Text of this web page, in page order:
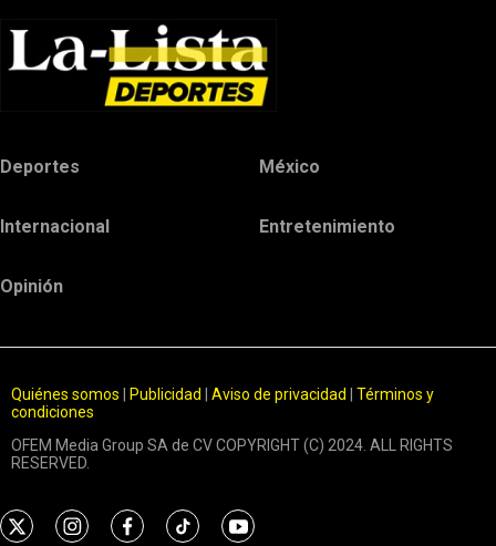
Deportes México
Internacional Entretenimiento
Opinión
Quiénes somos Publicidad Aviso de privacidad
Términos y
condiciones
OFEM Media Group SA de CV COPYRIGHT (C) 2024. ALL RIGHTS
RESERVED.
t i f t y